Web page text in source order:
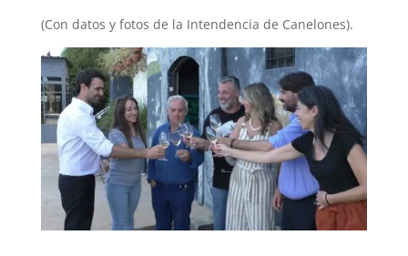
(Con datos y fotos de la Intendencia de Canelones).